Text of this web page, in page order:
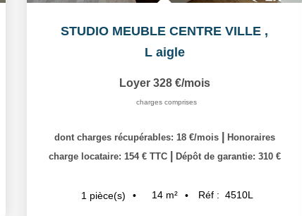
STUDIO MEUBLE CENTRE VILLE ,
L aigle
Loyer 328 €/mois
charges comprises
dont charges récupérables: 18 €/mois
Honoraires
charge locataire: 154 € TTC
Dépôt de garantie: 310 €
1 pièce(s) 14 m² Réf : 4510L